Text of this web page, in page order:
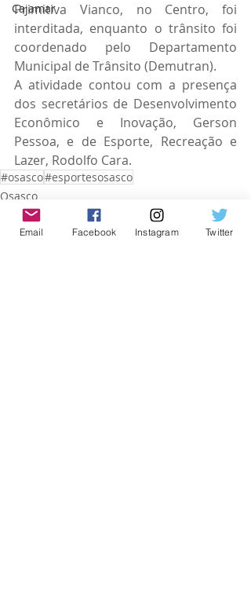
Cajamar
Primitiva Vianco, no Centro, foi
interditada, enquanto o trânsito foi
coordenado pelo Departamento
Municipal de Trânsito (Demutran).
A atividade contou com a presença
dos secretários de Desenvolvimento
Econômico e Inovação, Gerson
Pessoa, e de Esporte, Recreação e
Lazer, Rodolfo Cara.
#osasco#esportesosasco
Osasco
Esportes
Email Facebook Instagram Twitter